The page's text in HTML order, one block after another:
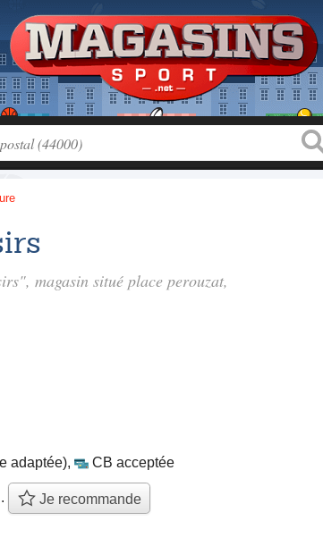
magasin situé place perouzat,
adaptée), CB acceptée
Je recommande